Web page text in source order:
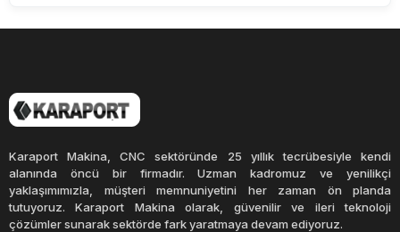
parçalayarak işlem yapar.
taşımak için kullanılır. Paletli yükleyicilerle birlikte
kullanılan palet çekiş ataşmanları, yüksek kaldırma
kapasitesine sahiptir.
Karaport Makina, CNC sektöründe 25 yıllık tecrübesiyle kendi
alanında öncü bir firmadır. Uzman kadromuz ve yenilikçi
yaklaşımımızla, müşteri memnuniyetini her zaman ön planda
tutuyoruz. Karaport Makina olarak, güvenilir ve ileri teknoloji
çözümler sunarak sektörde fark yaratmaya devam ediyoruz.